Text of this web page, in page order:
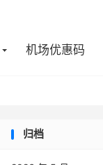
机场优惠码
归档